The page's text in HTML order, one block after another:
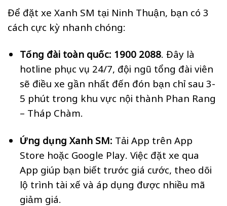
Để đặt xe Xanh SM tại Ninh Thuận, bạn có 3
cách cực kỳ nhanh chóng:
Tổng đài toàn quốc: 1900 2088. Đây là
hotline phục vụ 24/7, đội ngũ tổng đài viên
sẽ điều xe gần nhất đến đón bạn chỉ sau 3-
5 phút trong khu vực nội thành Phan Rang
– Tháp Chàm.
Ứng dụng Xanh SM: Tải App trên App
Store hoặc Google Play. Việc đặt xe qua
App giúp bạn biết trước giá cước, theo dõi
lộ trình tài xế và áp dụng được nhiều mã
giảm giá.